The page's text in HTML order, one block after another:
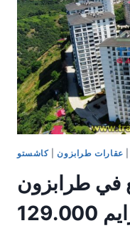
في
طرابزون
كاشوستو
120.000
$
عقارات طرابزون|كاشستو
في طرابزون